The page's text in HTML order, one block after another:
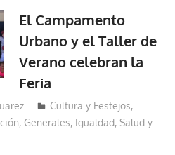
El Campamento
Urbano y el Taller de
Verano celebran la
Feria
Cultura y Festejos,
, Generales, Igualdad, Salud y